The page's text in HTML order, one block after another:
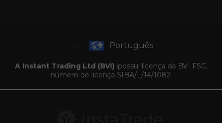
Português
A Instant Trading Ltd (BVI) ipossui licença da BVI FSC,
número de licença SIBA/L/14/1082.